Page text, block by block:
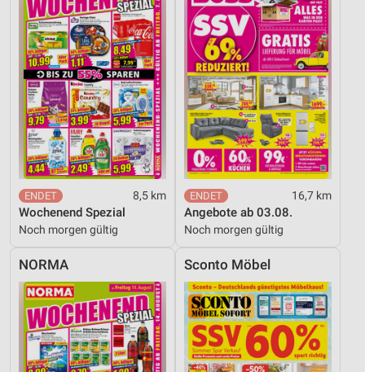
8,5 km
Wochenend Spezial
Noch morgen gültig
16,7 km
Angebote ab 03.08.
Noch morgen gültig
NORMA Sconto Möbel